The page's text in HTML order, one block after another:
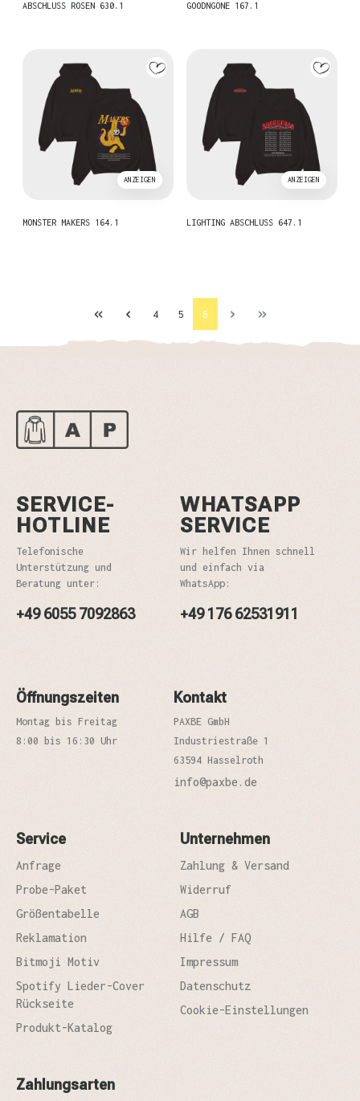
ABSCHLUSS ROSEN 630.1 GOODNGONE 167.1
ANZEIGEN
MONSTER MAKERS 164.1
ANZEIGEN
LIGHTING ABSCHLUSS 647.1
Seite
4 Seite
5 Seite
6
SERVICE-
HOTLINE
Telefonische
Unterstützung und
Beratung unter:
+49 6055 7092863
WHATSAPP
SERVICE
Wir helfen Ihnen schnell
und einfach via
WhatsApp:
+49 176 62531911
Öffnungszeiten
Montag bis Freitag
8:00 bis 16:30 Uhr
Kontakt
PAXBE GmbH
Industriestraße 1
63594 Hasselroth
info@paxbe.de
Service
Anfrage
Probe-Paket
Größentabelle
Reklamation
Bitmoji Motiv
Spotify Lieder-Cover
Rückseite
Produkt-Katalog
Unternehmen
Zahlung & Versand
Widerruf
AGB
Hilfe / FAQ
Impressum
Datenschutz
Cookie-Einstellungen
Zahlungsarten